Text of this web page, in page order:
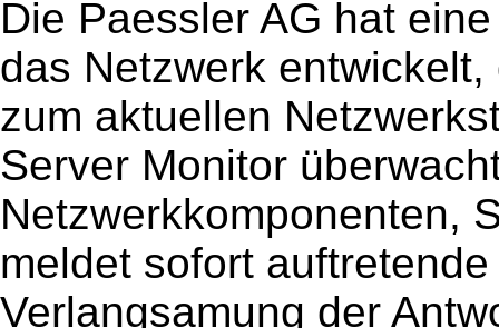
Die Paessler AG hat
das Netzwerk
zum aktuellen
Server Monitor
Netzwerkkomponenten,
meldet sofort
Verlangsamung der